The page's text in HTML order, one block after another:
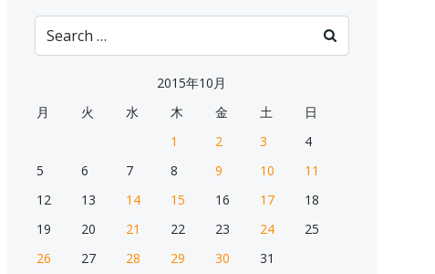
Search
for:
2015年10月
月
火 水 木 金 土
日
1
2 3
4
5
6 7 8 9 10
11
12
13 14 15 16 17
18
19
20 21 22 23 24
25
26
27 28 29 30 31